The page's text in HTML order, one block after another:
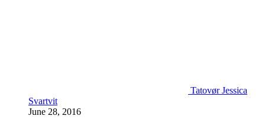
Tatovør Jessica
Svartvit
June 28, 2016